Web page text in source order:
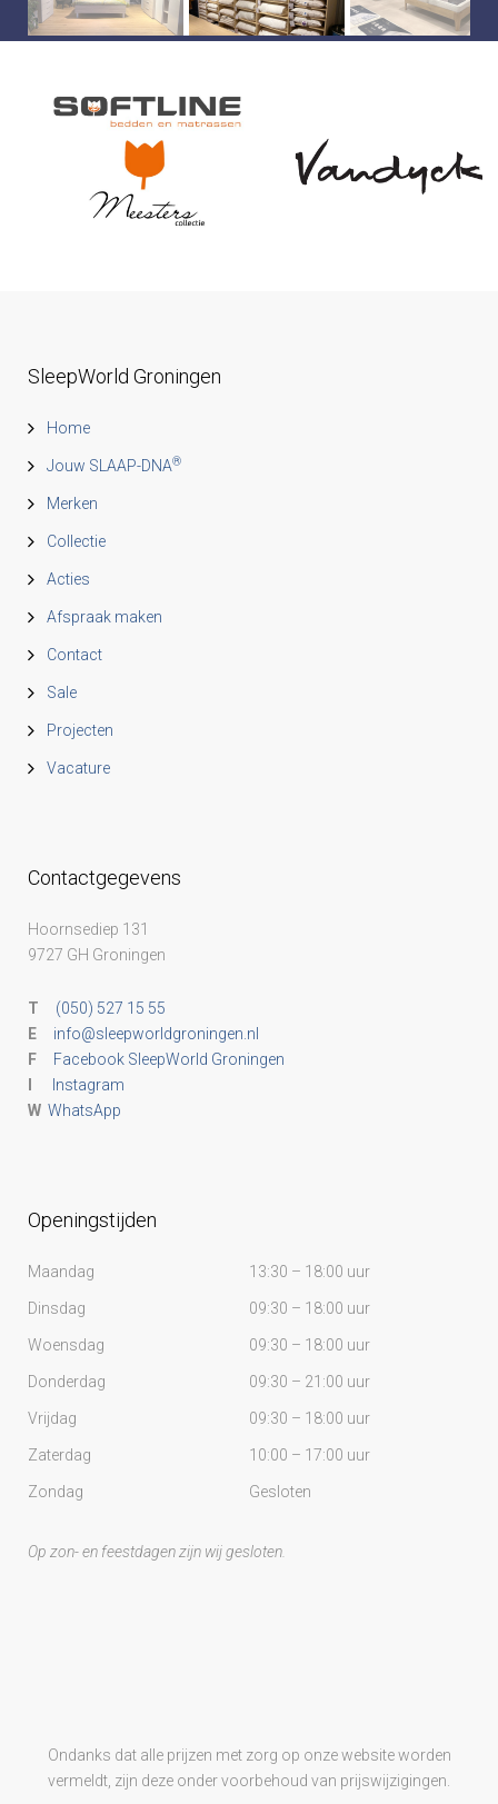
SleepWorld Groningen
Home
Jouw SLAAP-DNA®
Merken
Collectie
Acties
Afspraak maken
Contact
Sale
Projecten
Vacature
Contactgegevens
Hoornsediep 131
9727 GH Groningen
T
(050) 527 15 55
E
info@sleepworldgroningen.nl
F
Facebook SleepWorld Groningen
Instagram
W WhatsApp
Openingstijden
Maandag 13:30 – 18:00 uur
Dinsdag 09:30 – 18:00 uur
Woensdag 09:30 – 18:00 uur
Donderdag 09:30 – 21:00 uur
Vrijdag 09:30 – 18:00 uur
Zaterdag 10:00 – 17:00 uur
Zondag Gesloten
Op zon- en feestdagen zijn wij gesloten.
Ondanks dat alle prijzen met zorg op onze website worden
vermeldt, zijn deze onder voorbehoud van prijswijzigingen.